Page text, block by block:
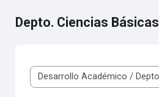
Depto. Ciencias Básicas
Categorías